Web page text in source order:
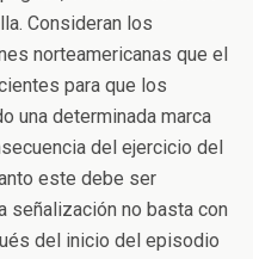
Consideran los
norteamericanas que el
para que los
una determinada marca
del ejercicio del
este debe ser
señalización no basta con
del inicio del episodio